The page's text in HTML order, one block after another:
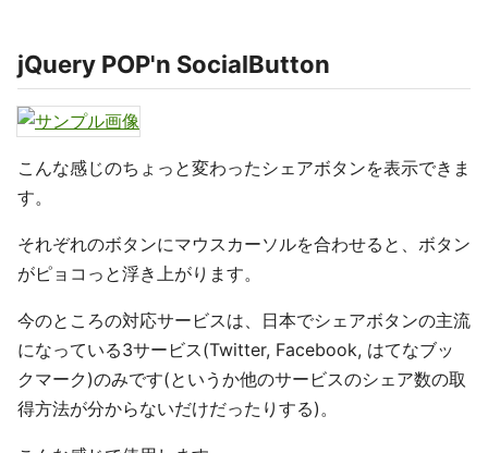
jQuery POP'n SocialButton
こんな感じのちょっと変わったシェアボタンを表示できま
す。
それぞれのボタンにマウスカーソルを合わせると、ボタン
がピョコっと浮き上がります。
今のところの対応サービスは、日本でシェアボタンの主流
になっている3サービス(Twitter, Facebook, はてなブッ
クマーク)のみです(というか他のサービスのシェア数の取
得方法が分からないだけだったりする)。